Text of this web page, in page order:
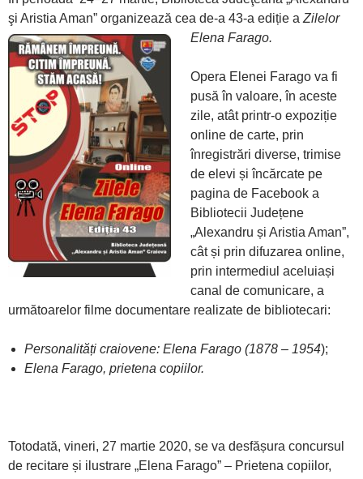
şi Aristia Aman” organizează cea de-a 43-a ediție a Zilelor
Elena Farago.
Opera Elenei Farago va fi
pusă în valoare, în aceste
zile, atât printr-o expoziție
online de carte, prin
înregistrări diverse, trimise
de elevi și încărcate pe
pagina de Facebook a
Bibliotecii Județene
„Alexandru și Aristia Aman”,
cât și prin difuzarea online,
prin intermediul aceluiași
canal de comunicare, a
următoarelor filme documentare realizate de bibliotecari:
Personalități craiovene: Elena Farago (1878 – 1954);
Elena Farago, prietena copiilor.
Totodată, vineri, 27 martie 2020, se va desfășura concursul
de recitare și ilustrare „Elena Farago” – Prietena copiilor,